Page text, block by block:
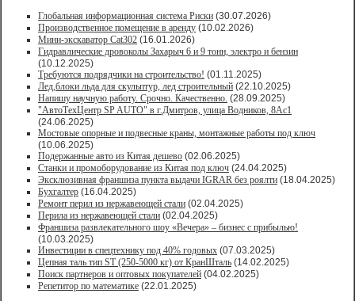
Глобальная информационная система Риски (30.07.2026)
Производственное помещение в аренду (10.02.2026)
Мини-экскаватор Cat302 (16.01.2026)
Гидравлические дровоколы Захарыч 6 и 9 тонн, электро и бензин
(10.12.2025)
Требуются подрядчики на строительство! (01.11.2025)
Лед,блоки льда для скульптур, лед строительный (22.10.2025)
Напишу научную работу. Срочно. Качественно. (28.09.2025)
"АвтоТехЦентр SP AUTO" в г.Дмитров, улица Водников, 8Ас1
(24.06.2025)
Мостовые опорные и подвесные краны, монтажные работы под ключ
(10.06.2025)
Подержанные авто из Китая дешево (02.06.2025)
Станки и промоборудование из Китая под ключ (24.04.2025)
Эксклюзивная франшиза пункта выдачи IGRAR без роялти (18.04.2025)
Бухгалтер (16.04.2025)
Ремонт перил из нержавеющей стали (02.04.2025)
Перила из нержавеющей стали (02.04.2025)
Франшиза развлекательного шоу «Вечера» – бизнес с прибылью!
(10.03.2025)
Инвестиции в спецтехнику под 40% годовых (07.03.2025)
Цепная таль тип ST (250-5000 кг) от КранШталь (14.02.2025)
Поиск партнеров и оптовых покупателей (04.02.2025)
Репетитор по математике (22.01.2025)